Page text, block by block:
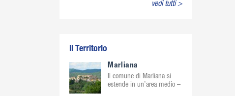
vedi tutti >
il Territorio
Marliana
Il comune di Marliana si
estende in un’area medio –